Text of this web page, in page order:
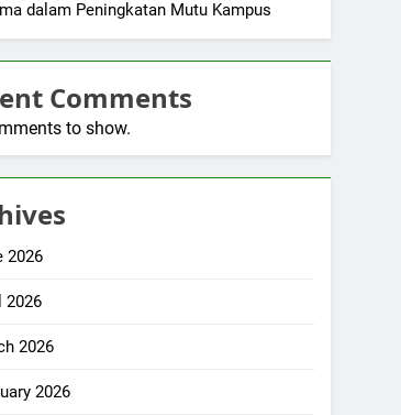
dalam Peningkatan Mutu Kampus
Comments
to show.
2026
2026
2026
2026